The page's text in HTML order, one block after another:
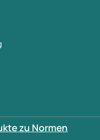
zu Normen